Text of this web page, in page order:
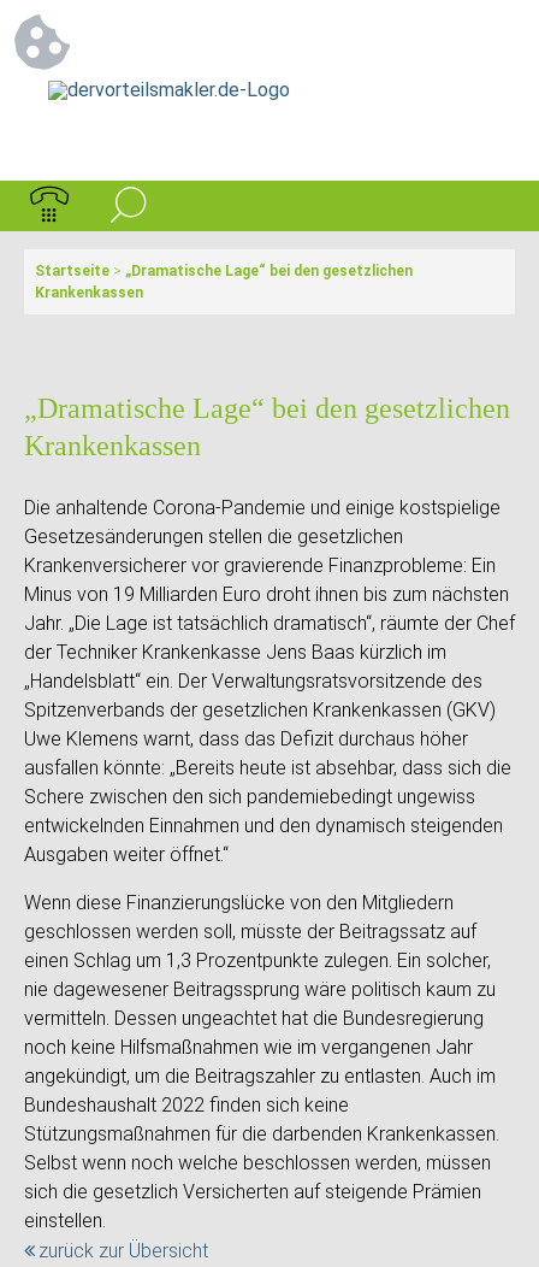
Startseite > „Dramatische Lage“ bei den gesetzlichen
Krankenkassen
„Dramatische Lage“ bei den gesetzlichen
Krankenkassen
Die anhaltende Corona-Pandemie und einige kostspielige
Gesetzesänderungen stellen die gesetzlichen
Krankenversicherer vor gravierende Finanzprobleme: Ein
Minus von 19 Milliarden Euro droht ihnen bis zum nächsten
Jahr. „Die Lage ist tatsächlich dramatisch“, räumte der Chef
der Techniker Krankenkasse Jens Baas kürzlich im
„Handelsblatt“ ein. Der Verwaltungsratsvorsitzende des
Spitzenverbands der gesetzlichen Krankenkassen (GKV)
Uwe Klemens warnt, dass das Defizit durchaus höher
ausfallen könnte: „Bereits heute ist absehbar, dass sich die
Schere zwischen den sich pandemiebedingt ungewiss
entwickelnden Einnahmen und den dynamisch steigenden
Ausgaben weiter öffnet.“
Wenn diese Finanzierungslücke von den Mitgliedern
geschlossen werden soll, müsste der Beitragssatz auf
einen Schlag um 1,3 Prozentpunkte zulegen. Ein solcher,
nie dagewesener Beitragssprung wäre politisch kaum zu
vermitteln. Dessen ungeachtet hat die Bundesregierung
noch keine Hilfsmaßnahmen wie im vergangenen Jahr
angekündigt, um die Beitragszahler zu entlasten. Auch im
Bundeshaushalt 2022 finden sich keine
Stützungsmaßnahmen für die darbenden Krankenkassen.
Selbst wenn noch welche beschlossen werden, müssen
sich die gesetzlich Versicherten auf steigende Prämien
einstellen.
zurück zur Übersicht